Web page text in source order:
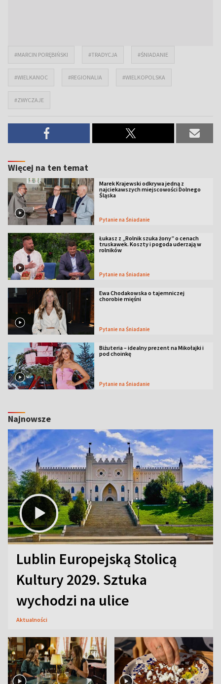
#MARCIN PORĘBIŃSKI #TRADYCJA #ŚNIADANIE
#WIELKANOC #REGIONALIA #WIELKOPOLSKA
#ZWYCZAJE
Więcej na ten temat
Marek Krajewski odkrywa jedną z
najciekawszych miejscowości Dolnego
Śląska
Pytanie na Śniadanie
Łukasz z „Rolnik szuka żony” o cenach
truskawek. Koszty i pogoda uderzają w
rolników
Pytanie na Śniadanie
Ewa Chodakowska o tajemniczej
chorobie mięśni
Pytanie na Śniadanie
Biżuteria – idealny prezent na Mikołajki i
pod choinkę
Pytanie na Śniadanie
Najnowsze
Lublin Europejską Stolicą
Kultury 2029. Sztuka
wychodzi na ulice
Aktualności